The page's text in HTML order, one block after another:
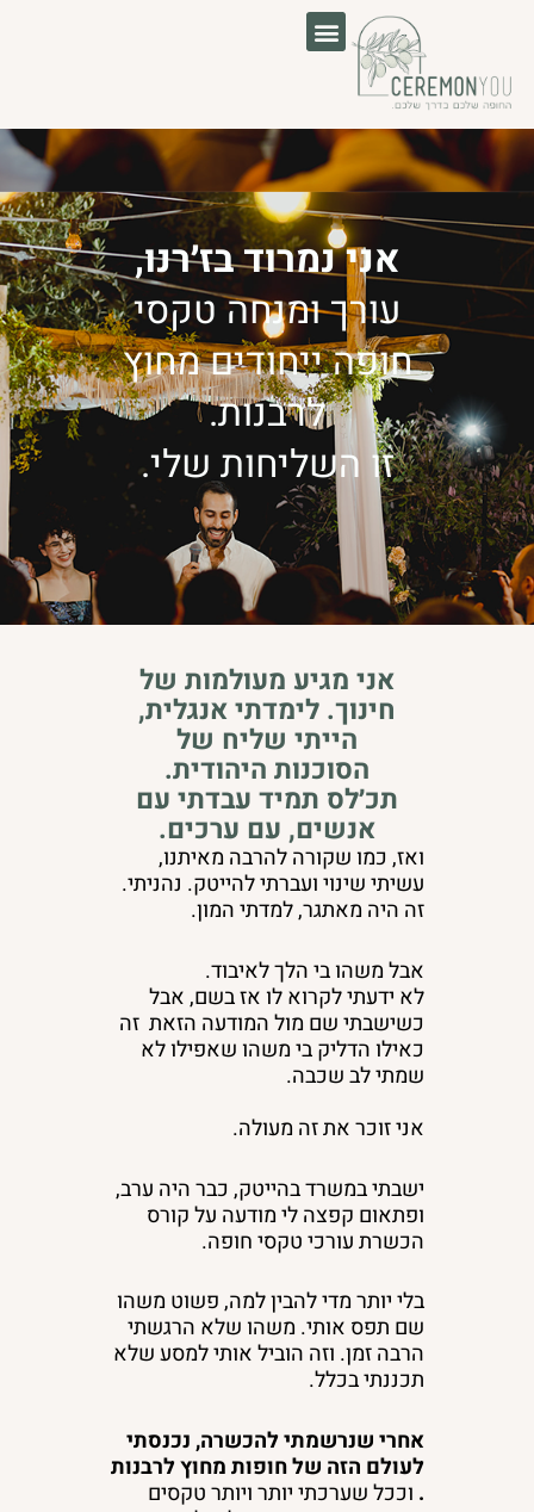
אני נמרוד בז׳רנו,
עורך ומנחה טקסי
חופה ייחודים מחוץ
לרבנות.
זו השליחות שלי.
אני מגיע מעולמות של
חינוך. לימדתי אנגלית,
הייתי שליח של
הסוכנות היהודית.
תכ׳לס תמיד עבדתי עם
אנשים, עם ערכים.
ואז, כמו שקורה להרבה מאיתנו,
עשיתי שינוי ועברתי להייטק. נהניתי.
זה היה מאתגר, למדתי המון.
אבל משהו בי הלך לאיבוד.
לא ידעתי לקרוא לו אז בשם, אבל
כשישבתי שם מול המודעה הזאת זה
כאילו הדליק בי משהו שאפילו לא
שמתי לב שכבה.
אני זוכר את זה מעולה.
ישבתי במשרד בהייטק, כבר היה ערב,
ופתאום קפצה לי מודעה על קורס
הכשרת עורכי טקסי חופה.
בלי יותר מדי להבין למה, פשוט משהו
שם תפס אותי. משהו שלא הרגשתי
הרבה זמן. וזה הוביל אותי למסע שלא
תכננתי בכלל.
אחרי שנרשמתי להכשרה, נכנסתי
לעולם הזה של חופות מחוץ לרבנות
. וככל שערכתי יותר ויותר טקסים